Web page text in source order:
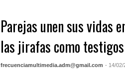
Parejas unen sus vidas
las jirafas como testigos
frecuenciamultimedia.adm@gmail.com - 14/02/